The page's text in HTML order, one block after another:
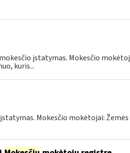
įstatymas. Mokesčio
kuris...
Mokesčio mokėtojai: Žemės